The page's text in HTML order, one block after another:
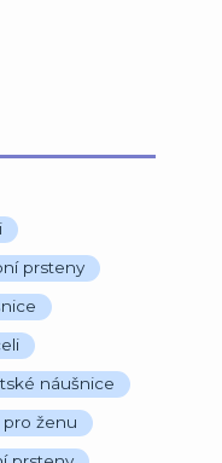
prsteny
náušnice
pro ženu